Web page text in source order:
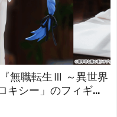
無職転生Ⅲ ～異世界
キシー」のフィギュ